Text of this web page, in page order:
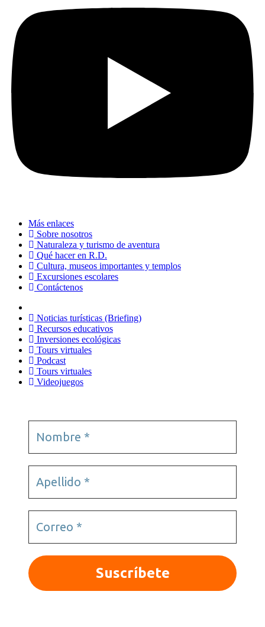
Más enlaces
Sobre nosotros
Naturaleza y turismo de aventura
Qué hacer en R.D.
Cultura, museos importantes y templos
Excursiones escolares
Contáctenos
Noticias turísticas (Briefing)
Recursos educativos
Inversiones ecológicas
Tours virtuales
Podcast
Tours virtuales
Videojuegos